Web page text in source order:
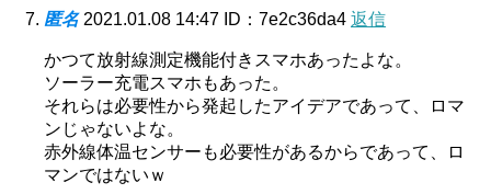
匿名 2021.01.08 14:47 ID：7e2c36da4 返信
かつて放射線測定機能付きスマホあったよな。
ソーラー充電スマホもあった。
それらは必要性から発起したアイデアであって、ロマ
ンじゃないよな。
赤外線体温センサーも必要性があるからであって、ロ
マンではないｗ